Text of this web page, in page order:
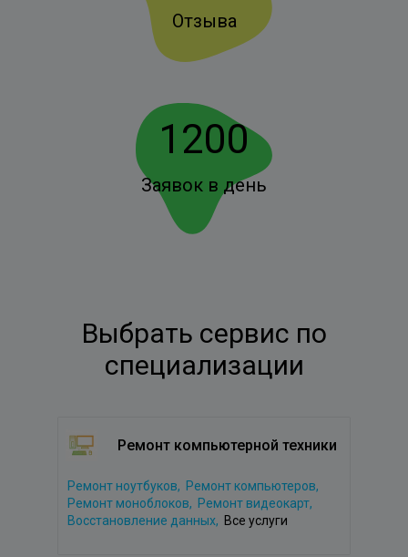
Отзыва
1200
Заявок в день
Выбрать сервис по
специализации
Ремонт компьютерной техники
Ремонт ноутбуков, Ремонт компьютеров,
Ремонт моноблоков, Ремонт видеокарт,
Восстановление данных, Все услуги